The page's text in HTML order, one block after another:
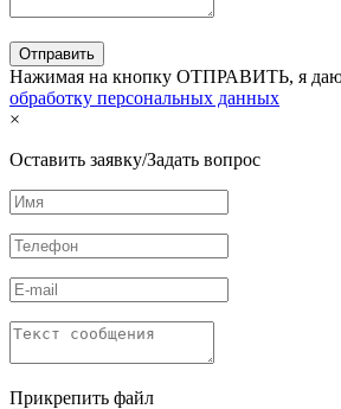
Нажимая на кнопку ОТПРАВИТЬ, я даю
обработку персональных данных
×
Оставить заявку/Задать вопрос
Прикрепить файл